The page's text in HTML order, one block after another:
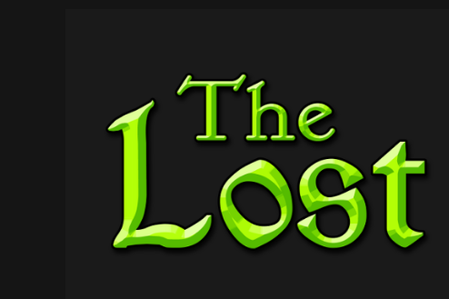
Lost
Dungeon